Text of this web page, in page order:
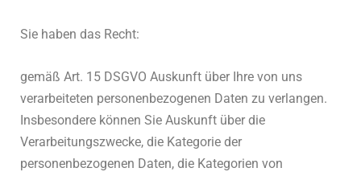
Sie haben das Recht:
gemäß Art. 15 DSGVO Auskunft über Ihre von uns
verarbeiteten personenbezogenen Daten zu verlangen.
Insbesondere können Sie Auskunft über die
Verarbeitungszwecke, die Kategorie der
personenbezogenen Daten, die Kategorien von